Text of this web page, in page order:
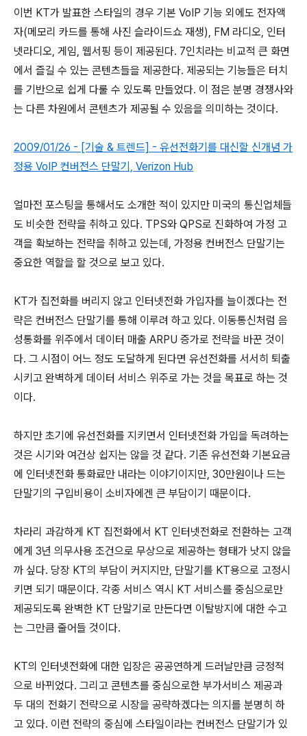
이번 KT가 발표한 스타일의 경우 기본 VoIP 기능 외에도 전자액
자(메모리 카드를 통해 사진 슬라이드쇼 재생), FM 라디오, 인터
넷라디오, 게임, 웹서핑 등이 제공된다. 7인치라는 비교적 큰 화면
에서 즐길 수 있는 콘텐츠들을 제공한다. 제공되는 기능들은 터치
를 기반으로 쉽게 다룰 수 있도록 만들었다. 이 점은 분명 경쟁사와
는 다른 차원에서 콘텐츠가 제공될 수 있음을 의미하는 것이다.
2009/01/26 - [기술 & 트렌드] - 유선전화기를 대신할 신개념 가
정용 VoIP 컨버전스 단말기, Verizon Hub
얼마전 포스팅을 통해서도 소개한 적이 있지만 미국의 통신업체들
도 비슷한 전략을 취하고 있다. TPS와 QPS로 진화하여 가정 고
객을 확보하는 전략을 취하고 있는데, 가정용 컨버전스 단말기는
중요한 역할을 할 것으로 보고 있다.
KT가 집전화를 버리지 않고 인터넷전화 가입자를 늘이겠다는 전
략은 컨버전스 단말기를 통해 이루려 하고 있다. 이동통신처럼 음
성통화를 위주에서 데이터 매출 ARPU 증가로 전략을 바꾼 것이
다. 그 시점이 어느 정도 도달하게 된다면 유선전화를 서서히 퇴출
시키고 완벽하게 데이터 서비스 위주로 가는 것을 목표로 하는 것
이다.
하지만 초기에 유선전화를 지키면서 인터넷전화 가입을 독려하는
것은 시기와 여건상 쉽지는 않을 것 같다. 기존 유선전화 기본요금
에 인터넷전화 통화료만 내라는 이야기이지만, 30만원이나 드는
단말기의 구입비용이 소비자에겐 큰 부담이기 때문이다.
차라리 과감하게 KT 집전화에서 KT 인터넷전화로 전환하는 고객
에게 3년 의무사용 조건으로 무상으로 제공하는 형태가 낫지 않을
까 싶다. 당장 KT의 부담이 커지지만, 단말기를 KT용으로 고정시
키면 되기 때문이다. 각종 서비스 역시 KT 서비스를 중심으로만
제공되도록 완벽한 KT 단말기로 만든다면 이탈방지에 대한 수고
는 그만큼 줄어들 것이다.
KT의 인터넷전화에 대한 입장은 공공연하게 드러날만큼 긍정적
으로 바뀌었다. 그리고 콘텐츠를 중심으로한 부가서비스 제공과
두 대의 전화기 전략으로 시장을 공략하겠다는 의지를 분명히 하
고 있다. 이런 전략의 중심에 스타일이라는 컨버전스 단말기가 있